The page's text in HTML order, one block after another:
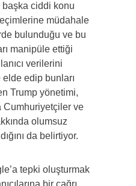
başka ciddi konu
müdahale
bulunduğu ve bu
manipüle ettiği
verilerini
elde edip bunları
Trump yönetimi,
Cumhuriyetçiler ve
olumsuz
da belirtiyor.
tepki oluşturmak